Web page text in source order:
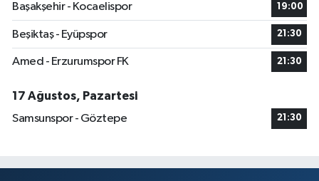
Başakşehir - Kocaelispor
19:00
Beşiktaş - Eyüpspor 21:30
Amed - Erzurumspor FK 21:30
17 Ağustos, Pazartesi
Samsunspor - Göztepe
21:30